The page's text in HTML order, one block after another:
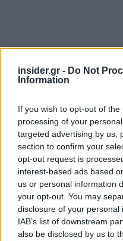
insider.gr - Do Not
Information
If you wish to opt-out of
processing of your
targeted advertising by us,
section to confirm your
opt-out request is
interest-based ads based
us or personal information
your opt-out. You may
disclosure of your
IAB’s list of downstream
also be disclosed by us to